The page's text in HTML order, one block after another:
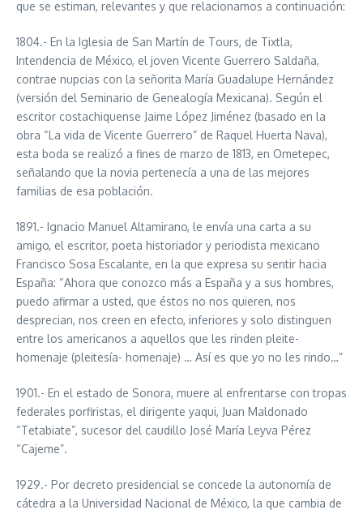
que se estiman, relevantes y que relacionamos a continuación:
1804.- En la Iglesia de San Martín de Tours, de Tixtla,
Intendencia de México, el joven Vicente Guerrero Saldaña,
contrae nupcias con la señorita María Guadalupe Hernández
(versión del Seminario de Genealogía Mexicana). Según el
escritor costachiquense Jaime López Jiménez (basado en la
obra “La vida de Vicente Guerrero” de Raquel Huerta Nava),
esta boda se realizó a fines de marzo de 1813, en Ometepec,
señalando que la novia pertenecía a una de las mejores
familias de esa población.
1891.- Ignacio Manuel Altamirano, le envía una carta a su
amigo, el escritor, poeta historiador y periodista mexicano
Francisco Sosa Escalante, en la que expresa su sentir hacia
España: “Ahora que conozco más a España y a sus hombres,
puedo afirmar a usted, que éstos no nos quieren, nos
desprecian, nos creen en efecto, inferiores y solo distinguen
entre los americanos a aquellos que les rinden pleite-
homenaje (pleitesía- homenaje) … Así es que yo no les rindo…”
1901.- En el estado de Sonora, muere al enfrentarse con tropas
federales porfiristas, el dirigente yaqui, Juan Maldonado
“Tetabiate”, sucesor del caudillo José María Leyva Pérez
“Cajeme”.
1929.- Por decreto presidencial se concede la autonomía de
cátedra a la Universidad Nacional de México, la que cambia de